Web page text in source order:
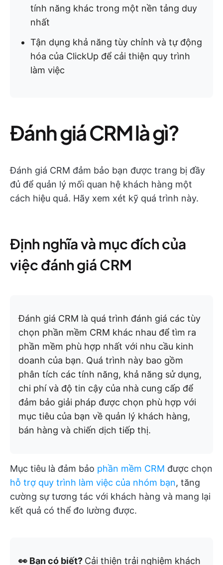
tính năng khác trong một nền tảng duy
nhất
Tận dụng khả năng tùy chỉnh và tự động
hóa của ClickUp để cải thiện quy trình
làm việc
Đánh giá CRM là gì?
Đánh giá CRM đảm bảo bạn được trang bị đầy
đủ để quản lý mối quan hệ khách hàng một
cách hiệu quả. Hãy xem xét kỹ quá trình này.
Định nghĩa và mục đích của
việc đánh giá CRM
Đánh giá CRM là quá trình đánh giá các tùy
chọn phần mềm CRM khác nhau để tìm ra
phần mềm phù hợp nhất với nhu cầu kinh
doanh của bạn. Quá trình này bao gồm
phân tích các tính năng, khả năng sử dụng,
chi phí và độ tin cậy của nhà cung cấp để
đảm bảo giải pháp được chọn phù hợp với
mục tiêu của bạn về quản lý khách hàng,
bán hàng và chiến dịch tiếp thị.
Mục tiêu là đảm bảo phần mềm CRM được chọn
hỗ trợ quy trình làm việc của nhóm bạn, tăng
cường sự tương tác với khách hàng và mang lại
kết quả có thể đo lường được.
👀 Bạn có biết? Cải thiện trải nghiệm khách